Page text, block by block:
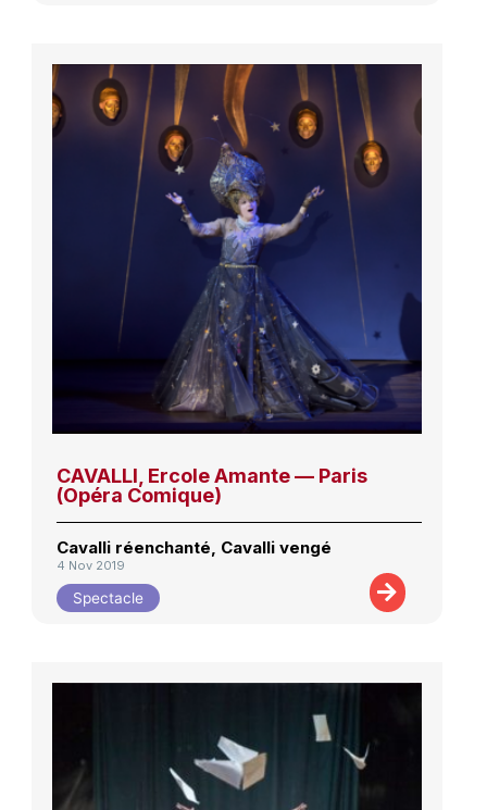
CAVALLI, Ercole Amante — Paris
(Opéra Comique)
Cavalli réenchanté, Cavalli vengé
4 Nov 2019
Spectacle